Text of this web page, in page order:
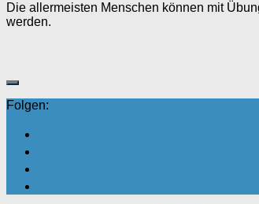
Die allermeisten Menschen können mit
werden.
Folgen: